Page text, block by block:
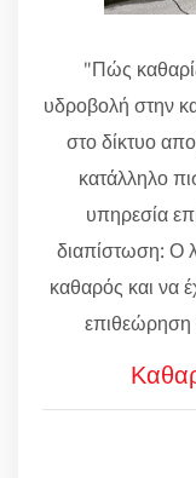
"Πώς
υδροβολή στην
στο δίκτυο
κατάλληλο
υπηρεσία
διαπίστωση: Ο
καθαρός και να
επιθεώρηση